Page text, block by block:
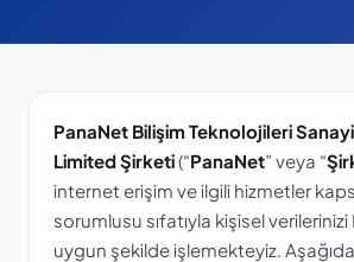
PanaNet Bilişim Teknolojileri
Limited Şirketi(“PanaNet” veya “
internet erişim ve ilgili hizmetler
sorumlusu sıfatıyla kişisel verilerinizi
uygun şekilde işlemekteyiz.